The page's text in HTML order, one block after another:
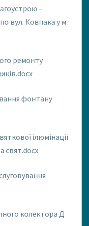
–
вул. Ковпака у м.
ремонту
фонтану
ілюмінації
свят.docx
колектора Д